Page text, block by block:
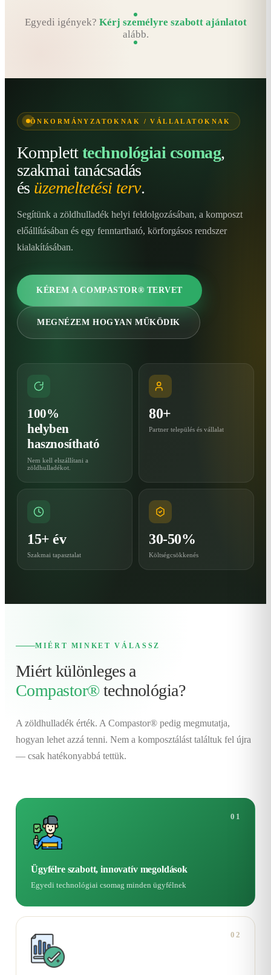
Egyedi igények? Kérj személyre szabott ajánlatot
alább.
ÖNKORMÁNYZATOKNAK / VÁLLALATOKNAK
Kompletttechnológiai csomag,
szakmai tanácsadás
és üzemeltetési terv.
Segítünk a zöldhulladék helyi feldolgozásában, a komposzt
előállításában és egy fenntartható, körforgásos rendszer
kialakításában.
KÉREM A COMPASTOR® TERVET
MEGNÉZEM HOGYAN MŰKÖDIK
100%
helyben
hasznosítható
Nem kell elszállítani a
zöldhulladékot.
80+
Partner település és vállalat
15+ év
Szakmai tapasztalat
30-50%
Költségcsökkenés
MIÉRT MINKET VÁLASSZ
Miért különleges a
Compastor® technológia?
A zöldhulladék érték. A Compastor® pedig megmutatja,
hogyan lehet azzá tenni. Nem a komposztálást találtuk fel újra
— csak hatékonyabbá tettük.
01
Ügyfélre szabott, innovatív megoldások
Egyedi technológiai csomag minden ügyfélnek
02